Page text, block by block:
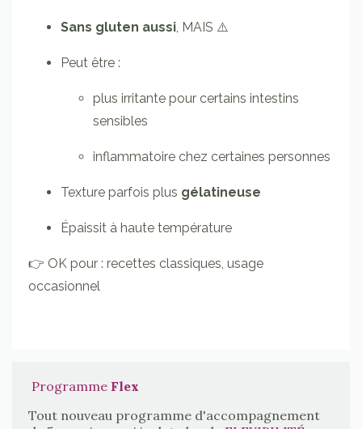
Sans gluten aussi , MAIS ⚠️
Peut être :
plus irritante pour certains intestins
sensibles
inflammatoire chez certaines personnes
Texture parfois plus gélatineuse
Épaissit à haute température
👉 OK pour : recettes classiques, usage
occasionnel
Programme Flex
Tout nouveau programme d'accompagnement